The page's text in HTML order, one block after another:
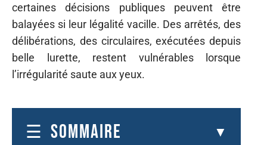
certaines décisions publiques peuvent être
balayées si leur légalité vacille. Des arrêtés, des
délibérations, des circulaires, exécutées depuis
belle lurette, restent vulnérables lorsque
l’irrégularité saute aux yeux.
SOMMAIRE